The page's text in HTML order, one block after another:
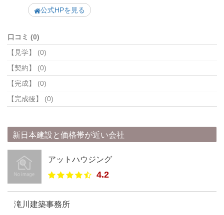
公式HPを見る
口コミ (0)
【見学】 (0)
【契約】 (0)
【完成】 (0)
【完成後】 (0)
新日本建設と価格帯が近い会社
アットハウジング
4.2
滝川建築事務所